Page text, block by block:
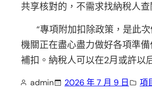
共享核對的，不需求找納稅人
“專項附加扣除政策，是此
機關正在盡心盡力做好各項準
補扣。納稅人可以在2月或許以
admin 2026 年 7 月 9 日 項